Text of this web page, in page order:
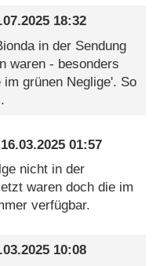
18:32
in der Sendung
waren - besonders
grünen Neglige'. So
16.03.2025 01:57
nicht in der
waren doch die im
verfügbar.
10:08